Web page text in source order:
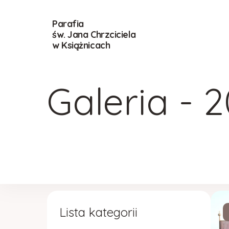
Parafia
św. Jana Chrzciciela
w Książnicach
Galeria -
Lista kategorii